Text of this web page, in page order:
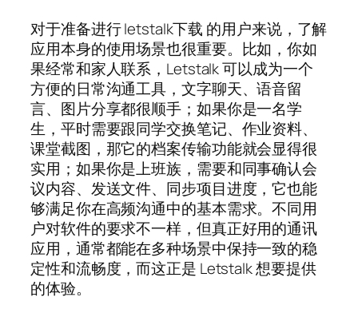
对于准备进行 letstalk下载 的用户来说，了解
应用本身的使用场景也很重要。比如，你如
果经常和家人联系，Letstalk 可以成为一个
方便的日常沟通工具，文字聊天、语音留
言、图片分享都很顺手；如果你是一名学
生，平时需要跟同学交换笔记、作业资料、
课堂截图，那它的档案传输功能就会显得很
实用；如果你是上班族，需要和同事确认会
议内容、发送文件、同步项目进度，它也能
够满足你在高频沟通中的基本需求。不同用
户对软件的要求不一样，但真正好用的通讯
应用，通常都能在多种场景中保持一致的稳
定性和流畅度，而这正是 Letstalk 想要提供
的体验。